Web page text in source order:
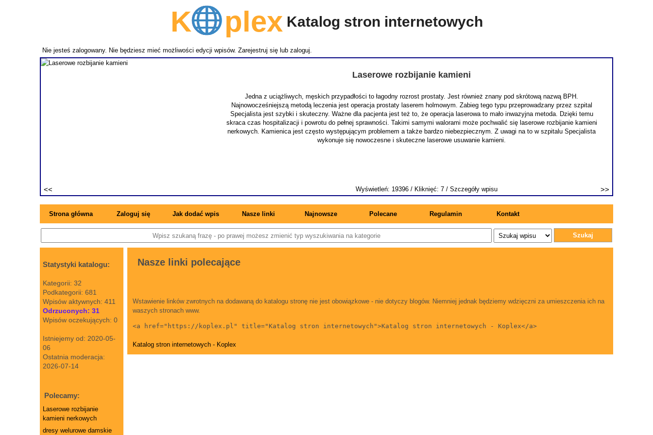
Kplex Katalog stron internetowych
Nie jesteś zalogowany. Nie będziesz mieć możliwości edycji wpisów. Zarejestruj się lub zaloguj.
Laserowe rozbijanie kamieni
Jedna z uciążliwych, męskich przypadłości to łagodny rozrost prostaty. Jest również znany pod skrótową nazwą BPH.
Najnowocześniejszą metodą leczenia jest operacja prostaty laserem holmowym. Zabieg tego typu przeprowadzany przez szpital
Specjalista jest szybki i skuteczny. Ważne dla pacjenta jest też to, że operacja laserowa to mało inwazyjna metoda. Dzięki temu
skraca czas hospitalizacji i powrotu do pełnej sprawności. Takimi samymi walorami może pochwalić się laserowe rozbijanie kamieni
nerkowych. Kamienica jest często występującym problemem a także bardzo niebezpiecznym. Z uwagi na to w szpitalu Specjalista
wykonuje się nowoczesne i skuteczne laserowe usuwanie kamieni.
Wyświetleń: 19396 / Kliknięć: 7 / Szczegóły wpisu
Strona główna Zaloguj się Jak dodać wpis Nasze linki Najnowsze Polecane Regulamin Kontakt
Szukaj
Statystyki katalogu:
Kategorii: 32
Podkategorii: 681
Wpisów aktywnych: 411
Odrzuconych: 31
Wpisów oczekujących: 0
Istniejemy od: 2020-05-
06
Ostatnia moderacja:
2026-07-14
Polecamy:
Laserowe rozbijanie
kamieni nerkowych
dresy welurowe damskie
Nasze linki polecające
Wstawienie linków zwrotnych na dodawaną do katalogu stronę nie jest obowiązkowe - nie dotyczy blogów. Niemniej jednak będziemy wdzięczni za umieszczenia ich na
waszych stronach www.
<a href="https://koplex.pl" title="Katalog stron internetowych">Katalog stron internetowych - Koplex</a>
Katalog stron internetowych - Koplex